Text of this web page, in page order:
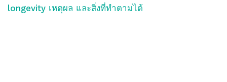
longevity เหตุผล และสิ่งที่ทำตามได้